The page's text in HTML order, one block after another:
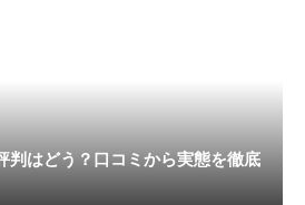
判はどう？口コミから実態を徹底